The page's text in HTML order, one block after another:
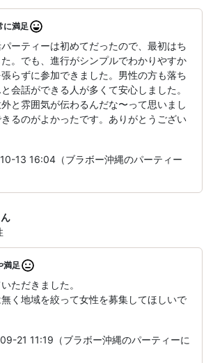
に満足
ーティーは初めてだったので、最初はち
。でも、進行がシンプルでわかりやすか
らずに参加できました。男性の方も落ち
会話ができる人が多くて安心しました。
と雰囲気が伝わるんだな〜って思いまし
るのがよかったです。ありがとうござい
13 16:04（ブラボー沖縄のパーティー
満足
ただきました。
く地域を絞って女性を募集してほしいで
21 11:19（ブラボー沖縄のパーティーに